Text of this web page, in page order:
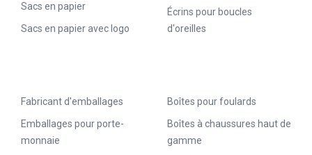
Sacs en papier
Sacs en papier avec logo
Écrins pour boucles
d'oreilles
Fabricant d'emballages
Emballages pour porte-
monnaie
Boîtes pour foulards
Boîtes à chaussures haut de
gamme